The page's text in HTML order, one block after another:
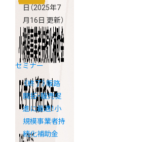
日 （2025年7
月16日 更新）
セミナー
《終了》販路
開拓・販売促
進に最適！小
規模事業者持
続化補助金